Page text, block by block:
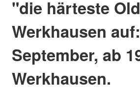
"die härteste
Werkhausen
September, ab
Werkhausen.